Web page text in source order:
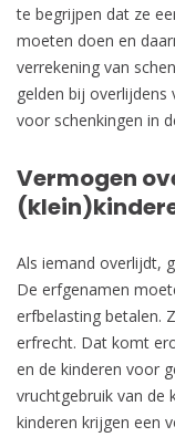
te begrijpen dat ze
moeten doen en
verrekening van
gelden bij overlijdens
voor schenkingen in
Vermogen
Als iemand overlijdt,
De erfgenamen
erfbelasting betalen.
erfrecht. Dat komt
en de kinderen voor
vruchtgebruik van de
kinderen krijgen een